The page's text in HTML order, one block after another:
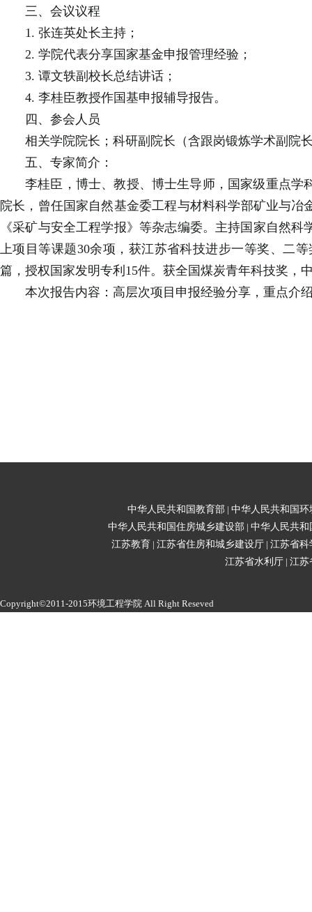
三、会议议程
1. 张连英处长主持；
2. 学院代表分享国家基金申报管理经验；
3. 谭文轶副校长总结讲话；
4. 李桂臣教授作国基申报辅导报告。
四、参会人员
相关学院院长；科研副院长（含跟岗锻炼学术副院
五、专家简介：
李桂臣，博士、教授、博士生导师，国家级重点
院长，曾任国家自然基金委工程与材料科学部矿业与
《采矿与安全工程学报》等杂志编委。主持国家自然
上项目等课题30余项，获江苏省科技进步一等奖、二
篇，授权国家发明专利15件。获全国煤炭青年科技奖，
本次报告内容：高层次项目申报经验分享，重点介
中华人民共和国教育部 | 中华人民共和国环
中华人民共和国住房城乡建设部 | 中华人民共和
江苏教育 | 江苏省住房和城乡建设厅 | 江苏省科
江苏省水利厅 | 江苏
Copyright©2011-2015环境工程学院 All Right Reseved